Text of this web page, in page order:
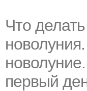
Что
первый